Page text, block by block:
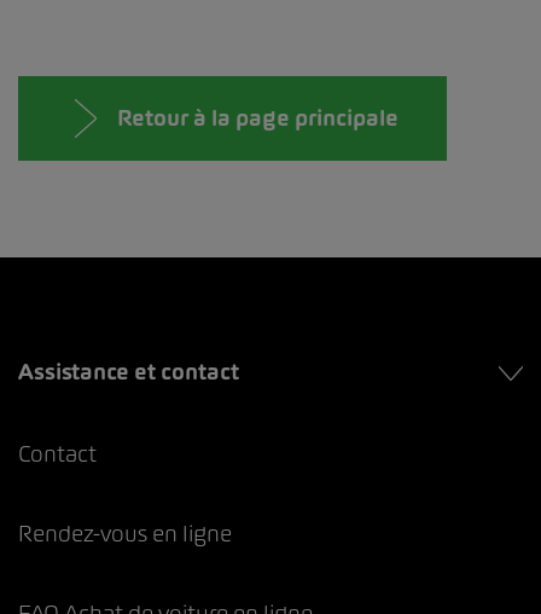
Retour à la page principale
Assistance et contact
Contact
Rendez-vous en ligne